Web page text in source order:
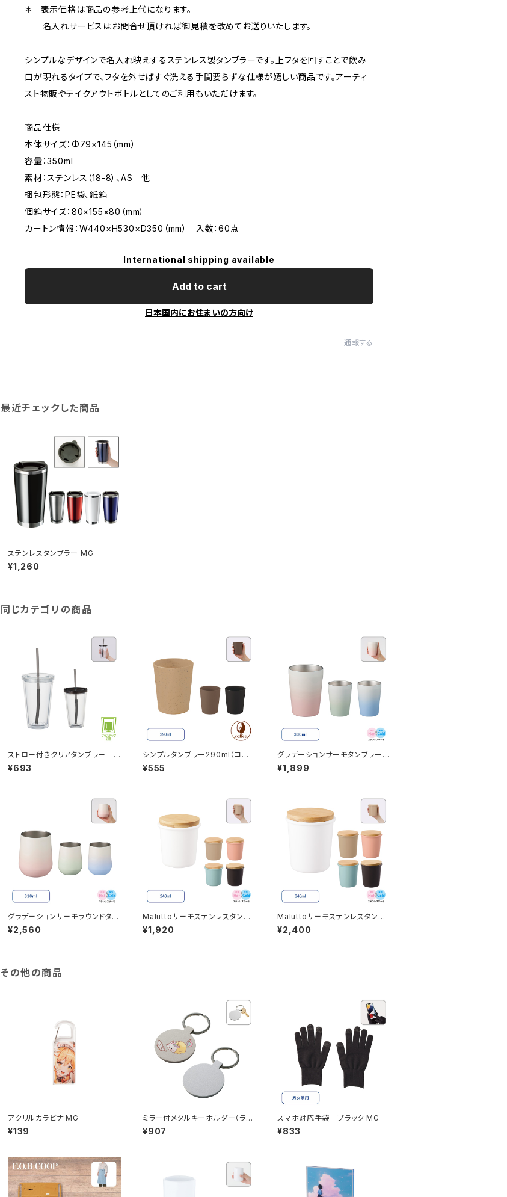
＊ 表示価格は商品の参考上代になります。
名入れサービスはお問合せ頂ければ御見積を改めてお送りいたします。
シンプルなデザインで名入れ映えするステンレス製タンブラーです。上フタを回すことで飲み
口が現れるタイプで、フタを外せばすぐ洗える手間要らずな仕様が嬉しい商品です。アーティ
スト物販やテイクアウトボトルとしてのご利用もいただけます。
商品仕様
本体サイズ：Φ79×145（mm）
容量：350ml
素材：ステンレス（18-8）、AS 他
梱包形態：PE袋､紙箱
個箱サイズ：80×155×80（mm）
カートン情報：W440×H530×D350（mm） 入数：60点
International shipping available
Add to cart
日本国内にお住まいの方向け
通報する
最近チェックした商品
ステンレスタンブラー MG
¥1,260
同じカテゴリの商品
ストロー付きクリアタンブラー M
G
¥693
シンプルタンブラー290ml（コー
ヒー配合タイプ） MG
¥555
グラデーションサーモタンブラー
MG 330ml
¥1,899
グラデーションサーモラウンドタン
ブラー MG 310ml
¥2,560
Maluttoサーモステンレスタンブ
ラー MG 240ml
¥1,920
Maluttoサーモステンレスタンブ
ラー MG 340ml
¥2,400
その他の商品
アクリルカラビナ MG
¥139
ミラー付メタルキーホルダー（ラウ
ンド） マットシルバー MG
¥907
スマホ対応手袋 ブラック MG
¥833